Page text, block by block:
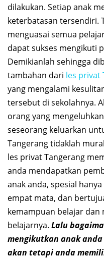
dilakukan. Setiap anak
keterbatasan tersendiri.
menguasai semua
dapat sukses mengikuti
Demikianlah sehingga
tambahan dari les privat
yang mengalami
tersebut di sekolahnya.
orang yang
seseorang keluarkan
Tangerang tidaklah
les privat Tangerang
anda mendapatkan
anak anda, spesial
empat mata, dan
kemampuan belajar dan
belajarnya. Lalu
mengikutkan anak
akan tetapi anda